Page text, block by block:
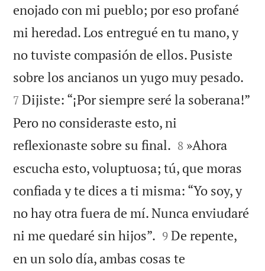
enojado con mi pueblo; por eso profané
mi heredad. Los entregué en tu mano, y
no tuviste compasión de ellos. Pusiste
sobre los ancianos un yugo muy pesado.
7 Dijiste: “¡Por siempre seré la soberana!”
Pero no consideraste esto, ni
reflexionaste sobre su final. 

8 »Ahora
escucha esto, voluptuosa; tú, que moras
confiada y te dices a ti misma: “Yo soy, y
no hay otra fuera de mí. Nunca enviudaré
ni me quedaré sin hijos”. 

9 De repente,
en un solo día, ambas cosas te